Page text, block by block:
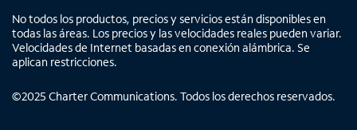
No todos los productos, precios y servicios están disponibles en
todas las áreas. Los precios y las velocidades reales pueden variar.
Velocidades de Internet basadas en conexión alámbrica. Se
aplican restricciones.
©2025 Charter Communications. Todos los derechos reservados.